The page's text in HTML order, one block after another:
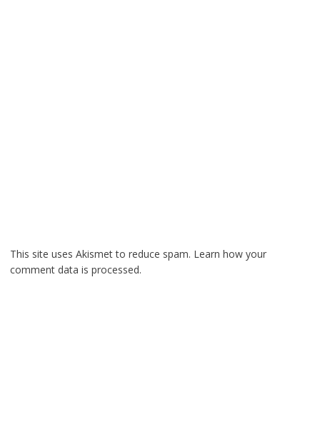
This site uses Akismet to reduce spam. Learn how your
comment data is processed.